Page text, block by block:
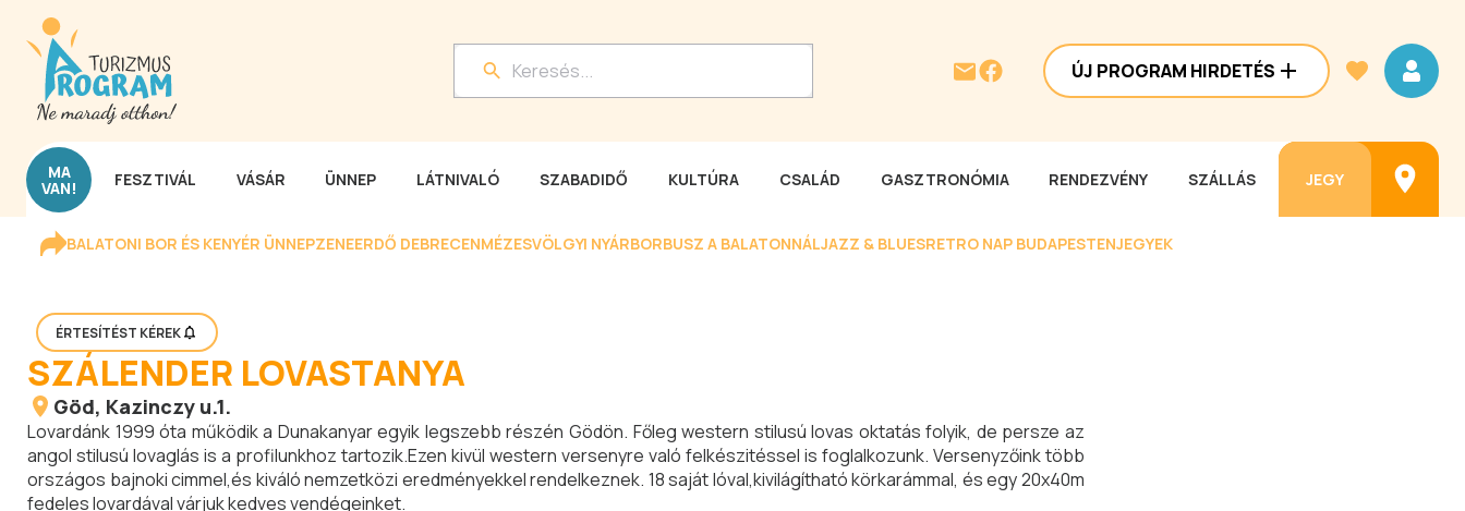
ÚJ PROGRAM HIRDETÉS
MA
VAN! FESZTIVÁL VÁSÁR ÜNNEP LÁTNIVALÓ SZABADIDŐ KULTÚRA CSALÁD GASZTRONÓMIA RENDEZVÉNY SZÁLLÁS JEGY
BALATONI BOR ÉS KENYÉR ÜNNEPZENEERDŐ DEBRECENMÉZESVÖLGYI NYÁRBORBUSZ A BALATONNÁLJAZZ & BLUESRETRO NAP BUDAPESTENJEGYEK
ÉRTESÍTÉST KÉREK
SZÁLENDER LOVASTANYA
Göd, Kazinczy u.1.
Lovardánk 1999 óta működik a Dunakanyar egyik legszebb részén Gödön. Főleg western stilusú lovas oktatás folyik, de persze az
angol stilusú lovaglás is a profilunkhoz tartozik.Ezen kivül western versenyre való felkészitéssel is foglalkozunk. Versenyzőink több
országos bajnoki cimmel,és kiváló nemzetközi eredményekkel rendelkeznek. 18 saját lóval,kivilágítható körkarámmal, és egy 20x40m
fedeles lovardával várjuk kedves vendégeinket.